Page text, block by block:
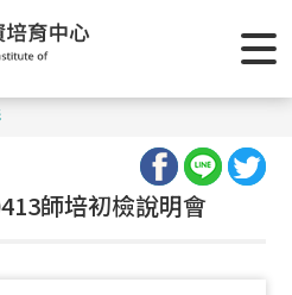
師培初檢說明會